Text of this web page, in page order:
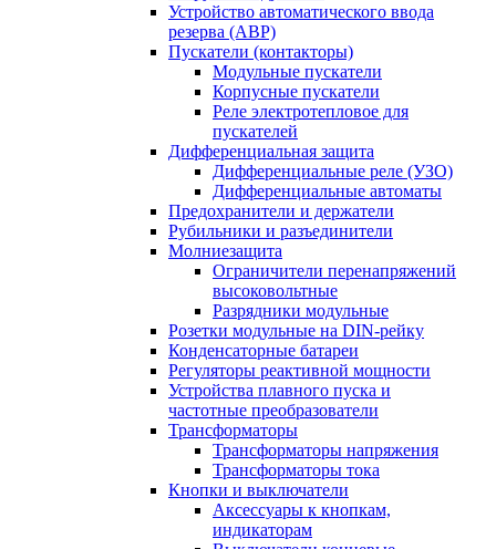
Устройство автоматического ввода
резерва (АВР)
Пускатели (контакторы)
Модульные пускатели
Корпусные пускатели
Реле электротепловое для
пускателей
Дифференциальная защита
Дифференциальные реле (УЗО)
Дифференциальные автоматы
Предохранители и держатели
Рубильники и разъединители
Молниезащита
Ограничители перенапряжений
высоковольтные
Разрядники модульные
Розетки модульные на DIN-рейку
Конденсаторные батареи
Регуляторы реактивной мощности
Устройства плавного пуска и
частотные преобразователи
Трансформаторы
Трансформаторы напряжения
Трансформаторы тока
Кнопки и выключатели
Аксессуары к кнопкам,
индикаторам